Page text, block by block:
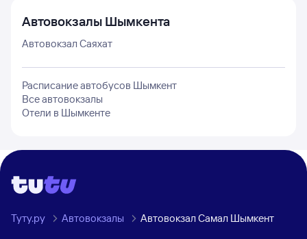
Автовокзалы Шымкента
Автовокзал Саяхат
Расписание автобусов Шымкент
Все автовокзалы
Отели в Шымкенте
Туту.ру Автовокзалы Автовокзал Самал Шымкент